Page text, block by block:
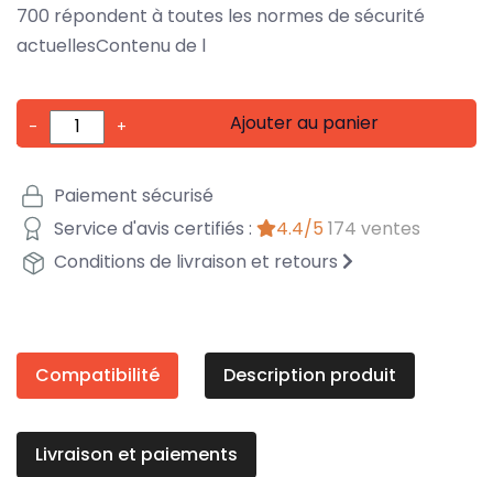
700 répondent à toutes les normes de sécurité
actuellesContenu de l
- + Ajouter au panier
Paiement sécurisé
Service d'avis certifiés :
4.4/5 174 ventes
Conditions de livraison et retours
Compatibilité Description produit
Livraison et paiements